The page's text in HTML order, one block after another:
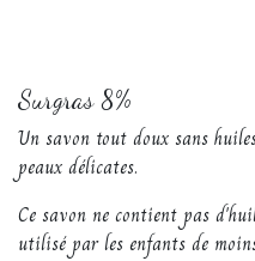
Surgras 8%
Un savon tout doux sans
peaux délicates.
Ce savon ne contient pas
utilisé par les enfants de